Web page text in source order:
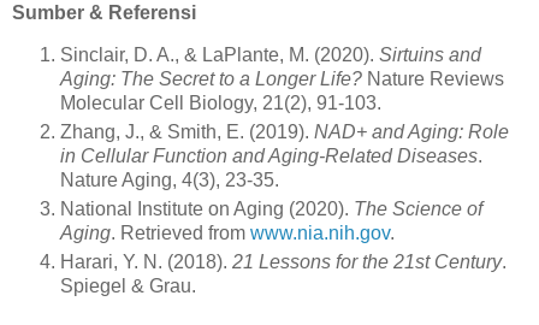
Sumber & Referensi
Sinclair, D. A., & LaPlante, M. (2020). Sirtuins and
Aging: The Secret to a Longer Life? Nature Reviews
Molecular Cell Biology, 21(2), 91-103.
Zhang, J., & Smith, E. (2019). NAD+ and Aging: Role
in Cellular Function and Aging-Related Diseases.
Nature Aging, 4(3), 23-35.
National Institute on Aging (2020). The Science of
Aging. Retrieved from www.nia.nih.gov.
Harari, Y. N. (2018). 21 Lessons for the 21st Century.
Spiegel & Grau.